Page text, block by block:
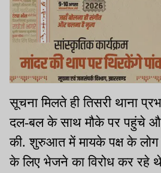
सूचना मिलते ही तिसरी थाना
दल-बल के साथ मौके पर पहुंचे
की. शुरुआत में मायके पक्ष के लोग
के लिए भेजने का विरोध कर रहे